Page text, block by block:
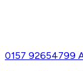
0157 92654799